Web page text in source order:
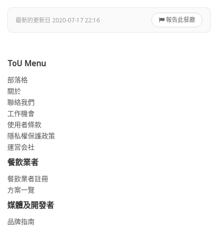
最新的更新日 2020-07-17 22:16 報告此餐廳
ToU Menu
部落格
關於
聯絡我們
工作機會
使用者條款
隱私權保護政策
運営会社
餐飲業者
餐飲業者註冊
方案一覽
媒體及開發者
品牌指南